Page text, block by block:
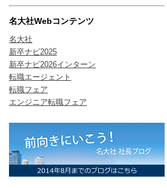
名大社Webコンテンツ
名大社
新卒ナビ2025
新卒ナビ2026インターン
転職エージェント
転職フェア
エンジニア転職フェア